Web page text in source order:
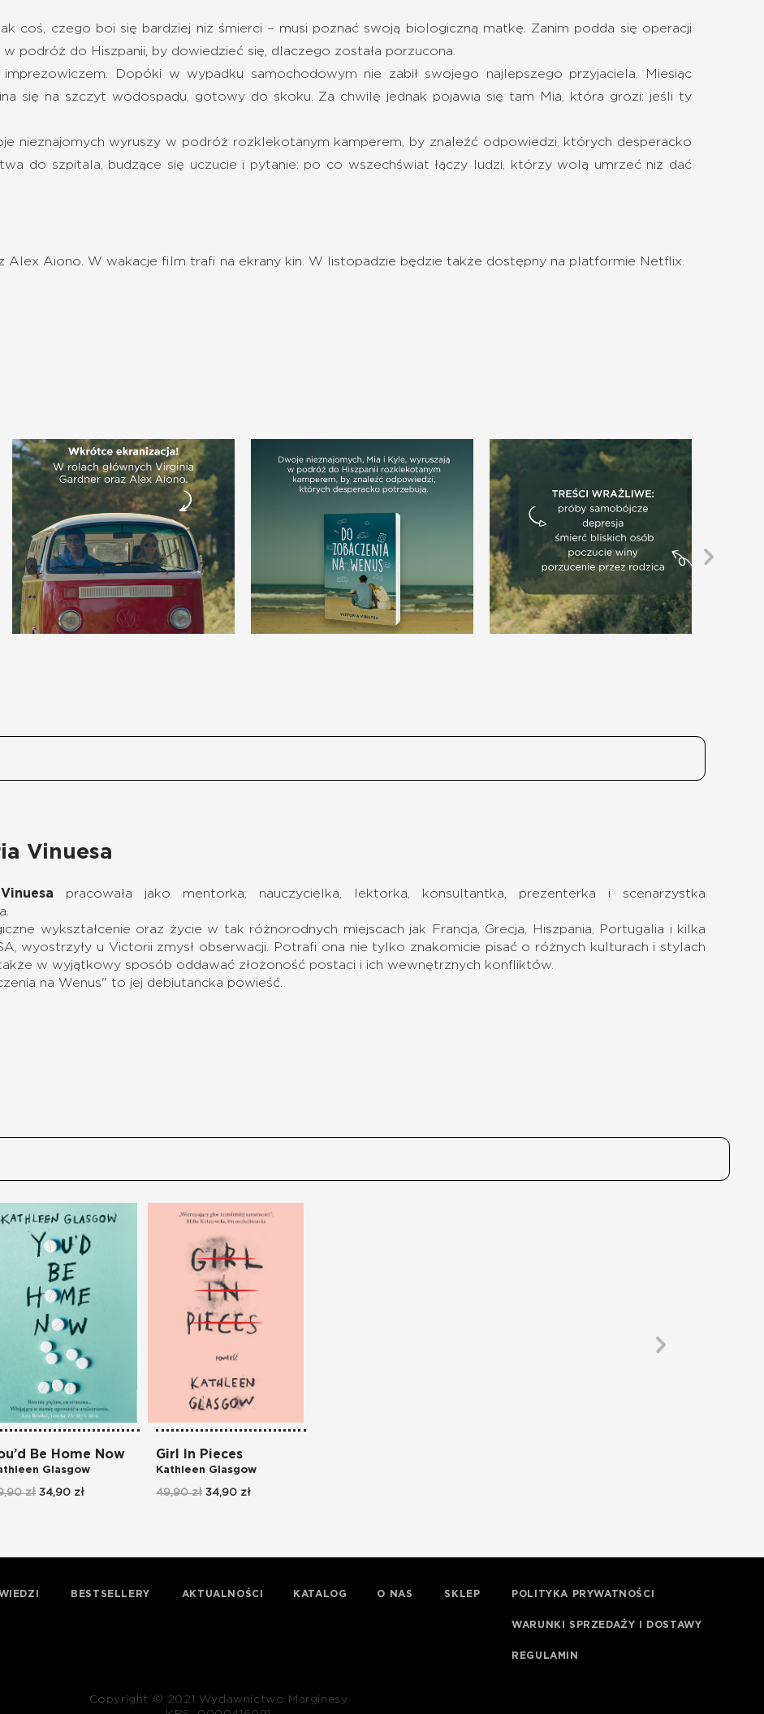
coś, czego boi się bardziej niż śmierci – musi poznać swoją biologiczną matkę. Zanim podda się operacji
podróż do Hiszpanii, by dowiedzieć się, dlaczego została porzucona.
Dopóki w wypadku samochodowym nie zabił swojego najlepszego przyjaciela. Miesiąc
się na szczyt wodospadu, gotowy do skoku. Za chwilę jednak pojawia się tam Mia, która grozi: jeśli ty
nieznajomych wyruszy w podróż rozklekotanym kamperem, by znaleźć odpowiedzi, których desperacko
do szpitala, budzące się uczucie i pytanie: po co wszechświat łączy ludzi, którzy wolą umrzeć niż dać
Alex Aiono. W wakacje film trafi na ekrany kin. W listopadzie będzie także dostępny na platformie Netflix.
Vinuesa
pracowała jako mentorka, nauczycielka, lektorka, konsultantka, prezenterka i scenarzystka
wykształcenie oraz życie w tak różnorodnych miejscach jak Francja, Grecja, Hiszpania, Portugalia i kilka
wyostrzyły u Victorii zmysł obserwacji. Potrafi ona nie tylko znakomicie pisać o różnych kulturach i stylach
w wyjątkowy sposób oddawać złożoność postaci i ich wewnętrznych konfliktów.
na Wenus" to jej debiutancka powieść.
Be Home Now
Glasgow
zł 34,90 zł
Girl In Pieces
Kathleen Glasgow
49,90 zł 34,90 zł
BESTSELLERY AKTUALNOŚCI KATALOG O NAS SKLEP POLITYKA PRYWATNOŚCI
WARUNKI SPRZEDAŻY I DOSTAWY
REGULAMIN
Copyright © 2021 Wydawnictwo Marginesy